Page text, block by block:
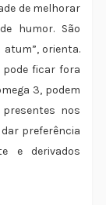
de melhorar
humor. São
orienta.
pode ficar fora
3, podem
nos
preferência
e derivados